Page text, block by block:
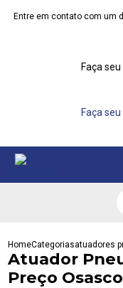
Entre em contato com um
Faça
Faça
HomeCategoriasatuadores
Atuador
Preço Osasco